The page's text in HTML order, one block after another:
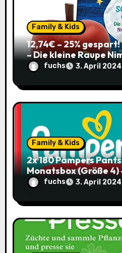
n
Family & Kids
12,74€ – 25%
– Die kleine Raupe
Hörbuch für Kinder ab
fuchs 3. April 2024
Family & Kids
2x 180 Pampers
Monatsbox (Größe
Pants (Sparabo) –
fuchs 3. April 2024